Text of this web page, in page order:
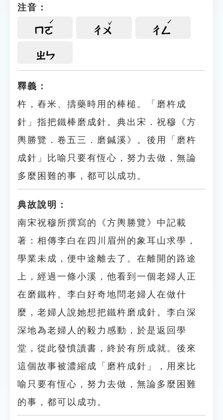
注音：
ㄇㄛ ㄔㄨ ㄔㄥ
ㄓㄣ
釋義：
杵，舂米、擣藥時用的棒槌。「磨杵成
針」指把鐵棒磨成針。典出宋．祝穆《方
輿勝覽．卷五三．磨鍼溪》。後用「磨杵
成針」比喻只要有恆心，努力去做，無論
多麼困難的事，都可以成功。
典故說明：
南宋祝穆所撰寫的《方輿勝覽》中記載
著：相傳李白在四川眉州的象耳山求學，
學業未成，便中途離去了。在離開的路途
上，經過一條小溪，他看到一個老婦人正
在磨鐵杵。李白好奇地問老婦人在做什
麼，老婦人說她想把鐵杵磨成針。李白深
深地為老婦人的毅力感動，於是返回學
堂，從此發憤讀書，終於有所成就。後來
這個故事被濃縮成「磨杵成針」，用來比
喻只要有恆心，努力去做，無論多麼困難
的事，都可以成功。